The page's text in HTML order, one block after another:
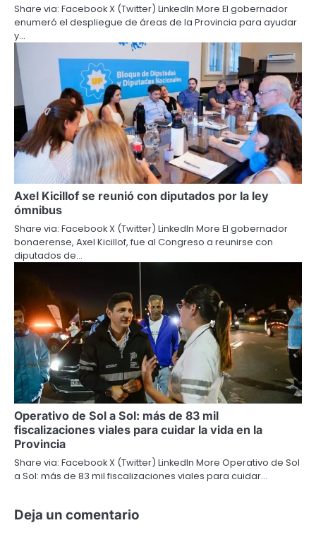
Share via: Facebook X (Twitter) LinkedIn More El gobernador
enumeró el despliegue de áreas de la Provincia para ayudar
y…
Axel Kicillof se reunió con diputados por la ley
ómnibus
Share via: Facebook X (Twitter) LinkedIn More El gobernador
bonaerense, Axel Kicillof, fue al Congreso a reunirse con
diputados de…
Operativo de Sol a Sol: más de 83 mil
fiscalizaciones viales para cuidar la vida en la
Provincia
Share via: Facebook X (Twitter) LinkedIn More Operativo de Sol
a Sol: más de 83 mil fiscalizaciones viales para cuidar…
Deja un comentario